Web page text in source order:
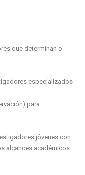
que determinan o
especializados
para
jóvenes con
alcances académicos